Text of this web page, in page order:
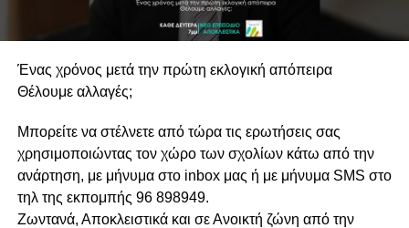
Ένας χρόνος μετά την πρώτη εκλογική απόπειρα
Θέλουμε αλλαγές;
Μπορείτε να στέλνετε από τώρα τις ερωτήσεις σας
χρησιμοποιώντας τον χώρο των σχολίων κάτω από την
ανάρτηση, με μήνυμα στο inbox μας ή με μήνυμα SMS στο
τηλ της εκπομπής 96 898949.
Ζωντανά, Αποκλειστικά και σε Ανοικτή ζώνη από την